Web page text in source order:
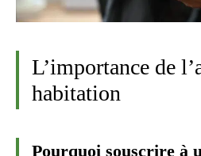
L’importance de
habitation
Pourquoi souscrire à